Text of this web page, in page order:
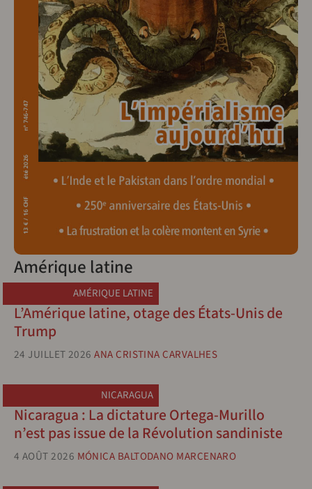
Amérique latine
AMÉRIQUE LATINE
L’Amérique latine, otage des États-Unis de
Trump
24 JUILLET 2026 ANA CRISTINA CARVALHES
NICARAGUA
Nicaragua : La dictature Ortega-Murillo
n’est pas issue de la Révolution sandiniste
4 AOÛT 2026 MÓNICA BALTODANO MARCENARO